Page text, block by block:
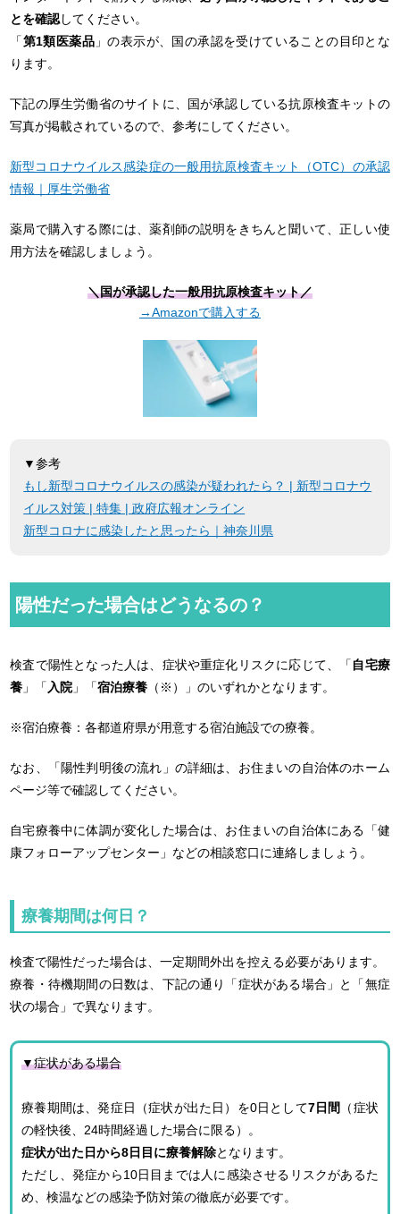
とを確認してください。
「第1類医薬品 」の表示が、国の承認を受けていることの目印とな
ります。
下記の厚生労働省のサイトに、国が承認している抗原検査キットの
写真が掲載されているので、参考にしてください。
新型コロナウイルス感染症の一般用抗原検査キット（OTC）の承認
情報｜厚生労働省
薬局で購入する際には、薬剤師の説明をきちんと聞いて、正しい使
用方法を確認しましょう。
＼国が承認した一般用抗原検査キット／
→Amazonで購入する
▼参考
もし新型コロナウイルスの感染が疑われたら？ | 新型コロナウ
イルス対策 | 特集 | 政府広報オンライン
新型コロナに感染したと思ったら｜神奈川県
陽性だった場合はどうなるの？
検査で陽性となった人は、症状や重症化リスクに応じて、「自宅療
養 」「 入院」「宿泊療養 （※）」のいずれかとなります。
※宿泊療養：各都道府県が用意する宿泊施設での療養。
なお、「陽性判明後の流れ」の詳細は、お住まいの自治体のホーム
ページ等で確認してください。
自宅療養中に体調が変化した場合は、お住まいの自治体にある「健
康フォローアップセンター」などの相談窓口に連絡しましょう。
療養期間は何日？
検査で陽性だった場合は、一定期間外出を控える必要があります。
療養・待機期間の日数は、下記の通り「症状がある場合」と「無症
状の場合」で異なります。
▼症状がある場合
療養期間は、発症日（症状が出た日）を0日として7日間 （症状
の軽快後、24時間経過した場合に限る）。
症状が出た日から8日目に療養解除となります。
ただし、発症から10日目までは人に感染させるリスクがあるた
め、検温などの感染予防対策の徹底が必要です。